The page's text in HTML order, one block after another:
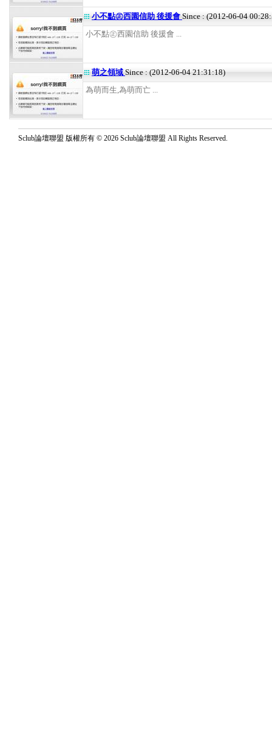
小不點㊣西園信助 後援會 Since : (2012-06-04
小不點㊣西園信助 後援會 ...
萌之領域 Since : (2012-06-04 21:31:18)
為萌而生,為萌而亡 ...
Sclub論壇聯盟 版權所有 © 2026 Sclub論壇聯盟 All Rights Reserved.